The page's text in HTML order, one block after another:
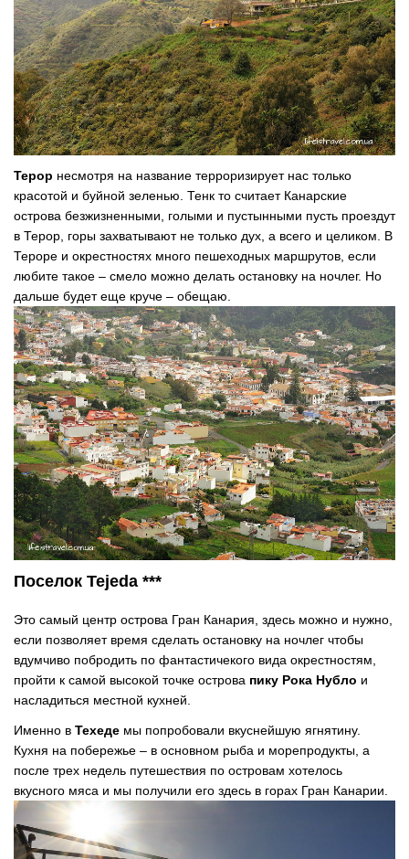
Терор несмотря на название терроризирует нас только
красотой и буйной зеленью. Тенк то считает Канарские
острова безжизненными, голыми и пустынными пусть проездут
в Терор, горы захватывают не только дух, а всего и целиком. В
Тероре и окрестностях много пешеходных маршрутов, если
любите такое – смело можно делать остановку на ночлег. Но
дальше будет еще круче – обещаю.
Поселок Tejeda ***
Это самый центр острова Гран Канария, здесь можно и нужно,
если позволяет время сделать остановку на ночлег чтобы
вдумчиво побродить по фантастичекого вида окрестностям,
пройти к самой высокой точке острова пику Рока Нубло и
насладиться местной кухней.
Именно в Техеде мы попробовали вкуснейшую ягнятину.
Кухня на побережье – в основном рыба и морепродукты, а
после трех недель путешествия по островам хотелось
вкусного мяса и мы получили его здесь в горах Гран Канарии.